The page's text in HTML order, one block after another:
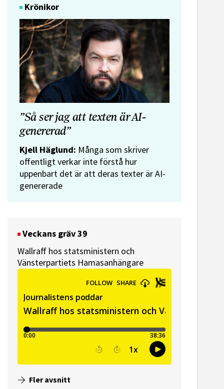
Krönikor
”Så ser jag att texten är AI-
genererad”
Kjell Häglund: Många som skriver
offentligt verkar inte förstå hur
uppenbart det är att deras texter är AI-
genererade
Veckans gräv 39
Wallraff hos statsministern och
Vänsterpartiets Hamasanhängare
Fler avsnitt